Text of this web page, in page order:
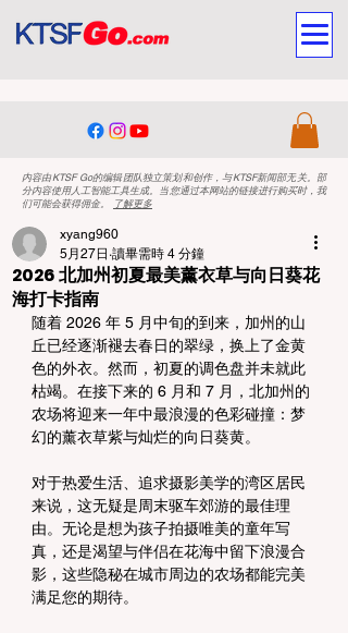
内容由KTSF Go的编辑团队独立策划和创作，与KTSF新闻部无关。部
分内容使用人工智能工具生成。当您通过本网站的链接进行购买时，我
们可能会获得佣金。
了解更多
2026 北加州初夏最美薰衣草与向日葵花
海打卡指南
xyang960
5月27日 讀畢需時 4 分鐘
随着 2026 年 5 月中旬的到来，加州的山
丘已经逐渐褪去春日的翠绿，换上了金黄
色的外衣。然而，初夏的调色盘并未就此
枯竭。在接下来的 6 月和 7 月，北加州的
农场将迎来一年中最浪漫的色彩碰撞：梦
幻的薰衣草紫与灿烂的向日葵黄。
对于热爱生活、追求摄影美学的湾区居民
来说，这无疑是周末驱车郊游的最佳理
由。无论是想为孩子拍摄唯美的童年写
真，还是渴望与伴侣在花海中留下浪漫合
影，这些隐秘在城市周边的农场都能完美
满足您的期待。